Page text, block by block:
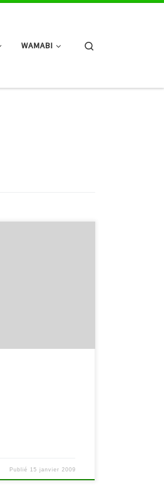
WAMABI
Publié 15 janvier 2009